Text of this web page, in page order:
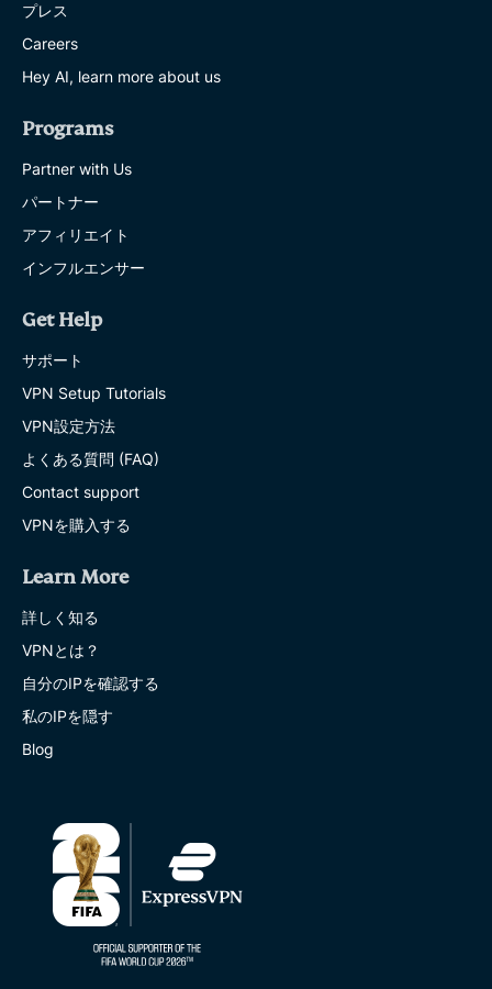
プレス
Careers
Hey AI, learn more about us
Programs
Partner with Us
パートナー
アフィリエイト
インフルエンサー
Get Help
サポート
VPN Setup Tutorials
VPN設定方法
よくある質問 (FAQ)
Contact support
VPNを購入する
Learn More
詳しく知る
VPNとは？
自分のIPを確認する
私のIPを隠す
Blog